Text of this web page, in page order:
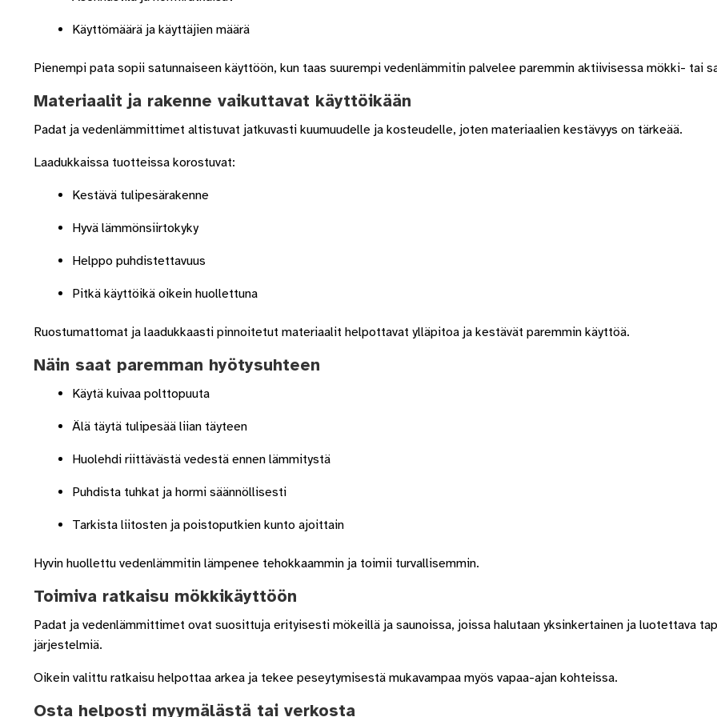
Käyttömäärä ja käyttäjien määrä
Pienempi pata sopii satunnaiseen käyttöön, kun taas suurempi vedenlämmitin palvelee paremmin aktiivisessa mökki- tai
Materiaalit ja rakenne vaikuttavat käyttöikään
Padat ja vedenlämmittimet altistuvat jatkuvasti kuumuudelle ja kosteudelle, joten materiaalien kestävyys on tärkeää.
Laadukkaissa tuotteissa korostuvat:
Kestävä tulipesärakenne
Hyvä lämmönsiirtokyky
Helppo puhdistettavuus
Pitkä käyttöikä oikein huollettuna
Ruostumattomat ja laadukkaasti pinnoitetut materiaalit helpottavat ylläpitoa ja kestävät paremmin käyttöä.
Näin saat paremman hyötysuhteen
Käytä kuivaa polttopuuta
Älä täytä tulipesää liian täyteen
Huolehdi riittävästä vedestä ennen lämmitystä
Puhdista tuhkat ja hormi säännöllisesti
Tarkista liitosten ja poistoputkien kunto ajoittain
Hyvin huollettu vedenlämmitin lämpenee tehokkaammin ja toimii turvallisemmin.
Toimiva ratkaisu mökkikäyttöön
Padat ja vedenlämmittimet ovat suosittuja erityisesti mökeillä ja saunoissa, joissa halutaan yksinkertainen ja luotettava
järjestelmiä.
Oikein valittu ratkaisu helpottaa arkea ja tekee peseytymisestä mukavampaa myös vapaa-ajan kohteissa.
Osta helposti myymälästä tai verkosta